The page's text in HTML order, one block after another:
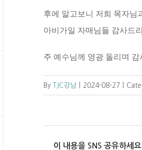
후에 알고보니 저희 목자님
아비가일 자매님들 감사드
주 예수님께 영광 돌리며 감
By TJC강남 2024-08-27
이 내용을 SNS 공유하세요